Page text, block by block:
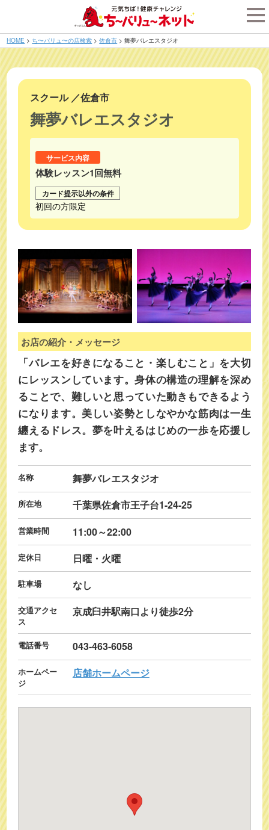
HOME > ち〜バリュ〜の店検索 >佐倉市 >舞夢バレエスタジオ
スクール ／佐倉市
舞夢バレエスタジオ
サービス内容
体験レッスン1回無料
カード提示以外の条件
初回の方限定
お店の紹介・メッセージ
「バレエを好きになること・楽しむこと」を大切
にレッスンしています。身体の構造の理解を深め
ることで、難しいと思っていた動きもできるよう
になります。美しい姿勢としなやかな筋肉は一生
纏えるドレス。夢を叶えるはじめの一歩を応援し
ます。
名称 舞夢バレエスタジオ
所在地 千葉県佐倉市王子台1-24-25
営業時間 11:00～22:00
定休日 日曜・火曜
駐車場 なし
交通アクセ
ス
京成臼井駅南口より徒歩2分
電話番号 043-463-6058
ホームペー
ジ
店舗ホームページ